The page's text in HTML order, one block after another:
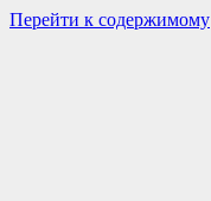
Перейти к содержимому